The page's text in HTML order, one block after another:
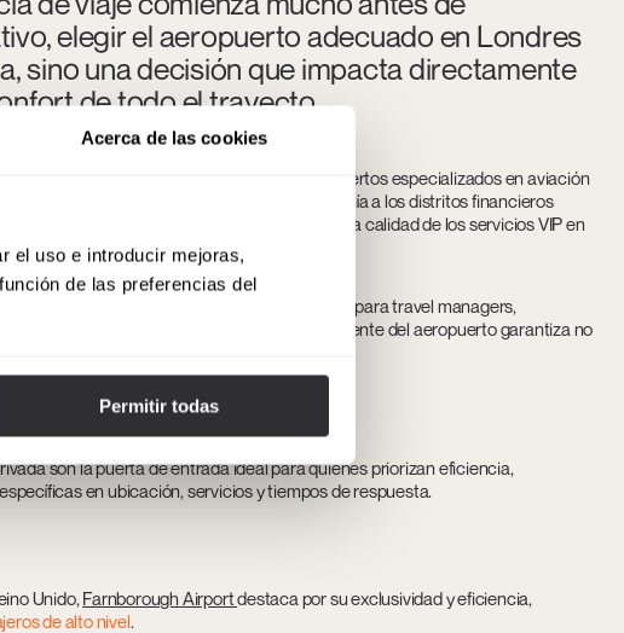
Acerca de las cookies
el uso e introducir mejoras,
de las preferencias del
Permitir todas
elegir el aeropuerto adecuado en Londres
sino una decisión que impacta directamente
de todo el trayecto
Londres concentra una red de aeropuertos especializados en aviación
de cada pasajero. Desde la cercanía a los distritos financieros
y la calidad de los servicios VIP en
un viaje en una experiencia impecable.
terminal y su conexión con la ciudad es clave para travel managers,
cada minuto de su agenda. La elección inteligente del aeropuerto garantiza no
vuelos privados
son la puerta de entrada ideal para quienes priorizan eficiencia,
en ubicación, servicios y tiempos de respuesta.
Unido, Farnborough Airportdestaca por su exclusividad y eficiencia,
de alto nivel.